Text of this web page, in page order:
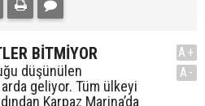
BİTMİYOR
düşünülen
geliyor. Tüm ülkeyi
Karpaz Marina’da
A+
A-